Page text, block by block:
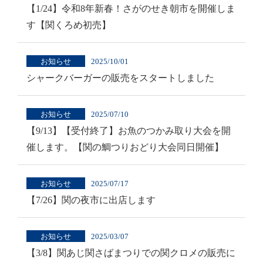
【1/24】令和8年新春！さがのせき朝市を開催しま
す【関くろめ初売】
お知らせ 2025/10/01
シャークバーガーの販売をスタートしました
お知らせ 2025/07/10
【9/13】【受付終了】お魚のつかみ取り大会を開
催します。【関の鯛つりおどり大会同日開催】
お知らせ 2025/07/17
【7/26】関の夜市に出店します
お知らせ 2025/03/07
【3/8】関あじ関さばまつりでの関クロメの販売に